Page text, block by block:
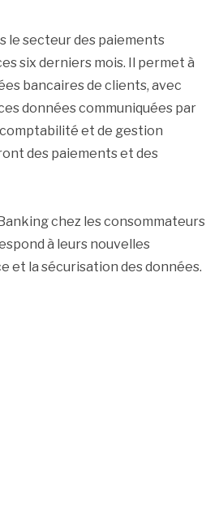
le secteur des paiements
six derniers mois. Il permet à
bancaires de clients, avec
données communiquées par
et de gestion
des paiements et des
chez les consommateurs
à leurs nouvelles
et la sécurisation des données.